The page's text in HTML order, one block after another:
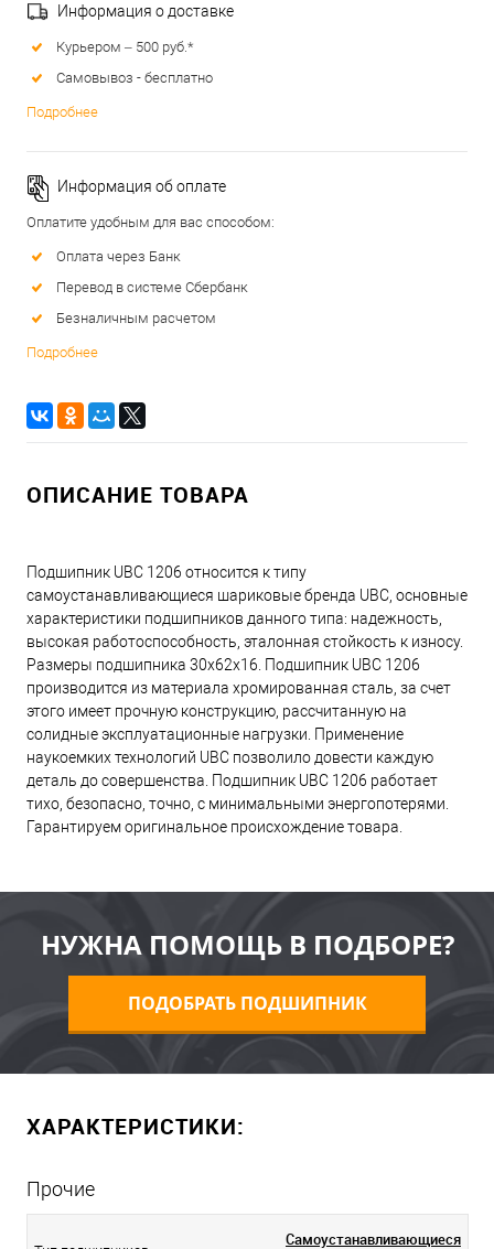
Информация о доставке
Курьером – 500 руб.*
Самовывоз - бесплатно
Подробнее
Информация об оплате
Оплатите удобным для вас способом:
Оплата через Банк
Перевод в системе Сбербанк
Безналичным расчетом
Подробнее
ОПИСАНИЕ ТОВАРА
Подшипник UBC 1206 относится к типу
самоустанавливающиеся шариковые бренда UBC, основные
характеристики подшипников данного типа: надежность,
высокая работоспособность, эталонная стойкость к износу.
Размеры подшипника 30x62x16. Подшипник UBC 1206
производится из материала хромированная сталь, за счет
этого имеет прочную конструкцию, рассчитанную на
солидные эксплуатационные нагрузки. Применение
наукоемких технологий UBC позволило довести каждую
деталь до совершенства. Подшипник UBC 1206 работает
тихо, безопасно, точно, с минимальными энергопотерями.
Гарантируем оригинальное происхождение товара.
НУЖНА ПОМОЩЬ В ПОДБОРЕ?
ПОДОБРАТЬ ПОДШИПНИК
ХАРАКТЕРИСТИКИ:
Прочие
Самоустанавливающиеся